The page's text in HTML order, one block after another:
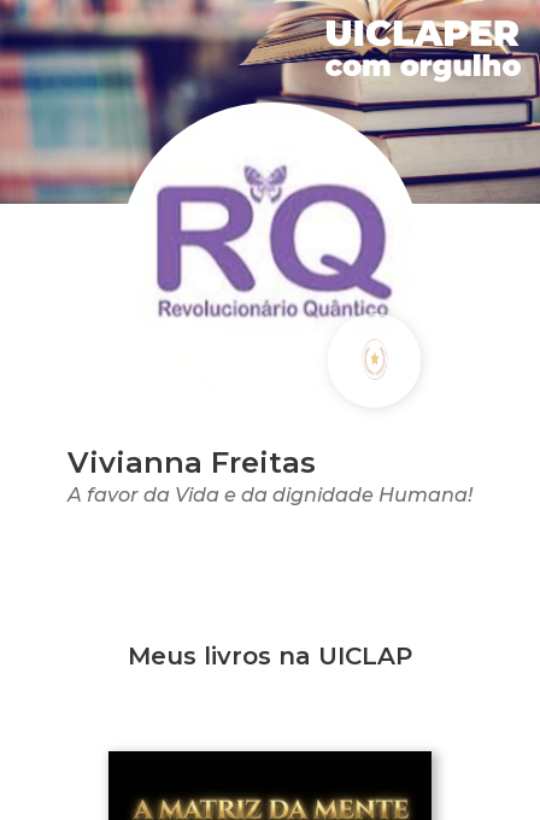
Vivianna Freitas
A favor da Vida e da dignidade Humana!
Meus livros na UICLAP